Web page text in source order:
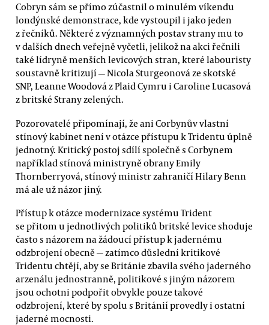
Cobryn sám se přímo zúčastnil o minulém víkendu
londýnské demonstrace, kde vystoupil i jako jeden
z řečníků. Některé z významných postav strany mu to
v dalších dnech veřejně vyčetli, jelikož na akci řečnili
také lídryně menších levicových stran, které labouristy
soustavně kritizují — Nicola Sturgeonová ze skotské
SNP, Leanne Woodová z Plaid Cymru i Caroline Lucasová
z britské Strany zelených.
Pozorovatelé připomínají, že ani Corbynův vlastní
stínový kabinet není v otázce přístupu k Tridentu úplně
jednotný. Kritický postoj sdílí společně s Corbynem
například stínová ministryně obrany Emily
Thornberryová, stínový ministr zahraničí Hilary Benn
má ale už názor jiný.
Přístup k otázce modernizace systému Trident
se přitom u jednotlivých politiků britské levice shoduje
často s názorem na žádoucí přístup k jadernému
odzbrojení obecně — zatímco důslední kritikové
Tridentu chtějí, aby se Británie zbavila svého jaderného
arzenálu jednostranně, politikové s jiným názorem
jsou ochotni podpořit obvykle pouze takové
odzbrojení, které by spolu s Británií provedly i ostatní
jaderné mocnosti.